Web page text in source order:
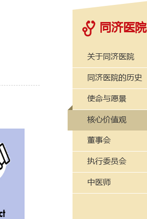
同济医院
关于同济医院
同济医院的历史
使命与愿景
核心价值观
董事会
执行委员会
中医师